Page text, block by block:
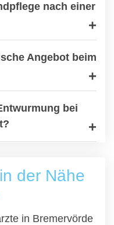
nach einer
Angebot beim
bei
der Nähe
in Bremervörde